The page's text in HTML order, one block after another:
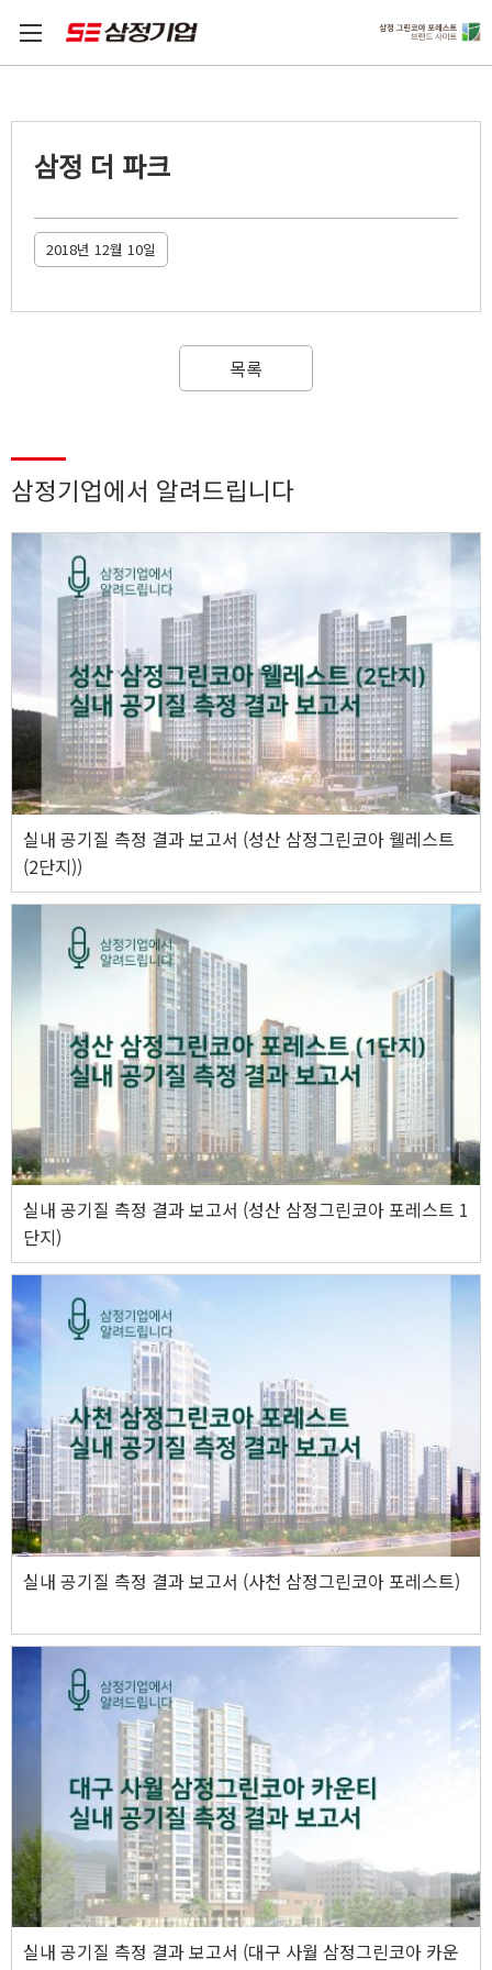
삼정 더 파크
2018년 12월 10일
목록
삼정기업에서 알려드립니다
실내 공기질 측정 결과 보고서 (성산 삼정그린코아 웰레스트
(2단지))
실내 공기질 측정 결과 보고서 (성산 삼정그린코아 포레스트 1
단지)
실내 공기질 측정 결과 보고서 (사천 삼정그린코아 포레스트)
실내 공기질 측정 결과 보고서 (대구 사월 삼정그린코아 카운